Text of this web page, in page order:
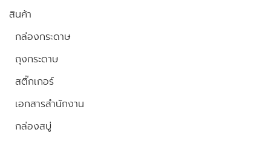
สินค้า
กล่องกระดาษ
ถุงกระดาษ
สติ๊กเกอร์
เอกสารสำนักงาน
กล่องสบู่